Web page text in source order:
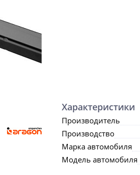
Характеристики
Производитель
Производство
Марка автомобиля
Модель автомобиля